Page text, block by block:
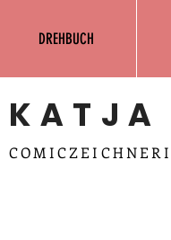
DREHBUCH
KATJA